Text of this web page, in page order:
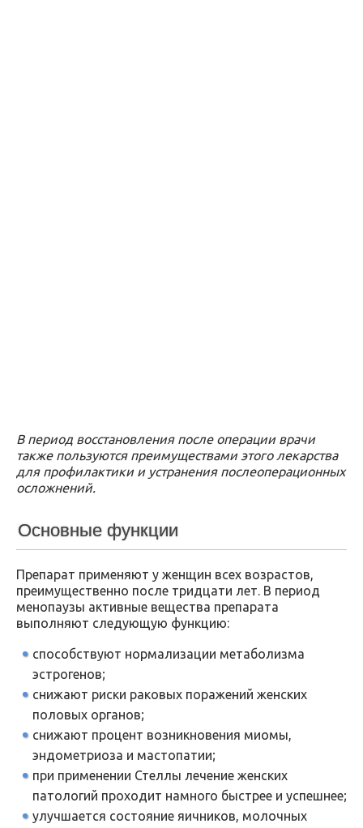
В период восстановления после операции врачи
также пользуются преимуществами этого лекарства
для профилактики и устранения послеоперационных
осложнений.
Основные функции
Препарат применяют у женщин всех возрастов,
преимущественно после тридцати лет. В период
менопаузы активные вещества препарата
выполняют следующую функцию:
способствуют нормализации метаболизма
эстрогенов;
снижают риски раковых поражений женских
половых органов;
снижают процент возникновения миомы,
эндометриоза и мастопатии;
при применении Стеллы лечение женских
патологий проходит намного быстрее и успешнее;
улучшается состояние яичников, молочных